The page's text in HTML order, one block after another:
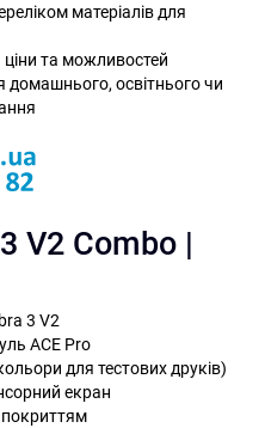
матеріалів для
та можливостей
освітнього чи
V2 Combo |
3 V2
ACE Pro
для тестових друків)
екран